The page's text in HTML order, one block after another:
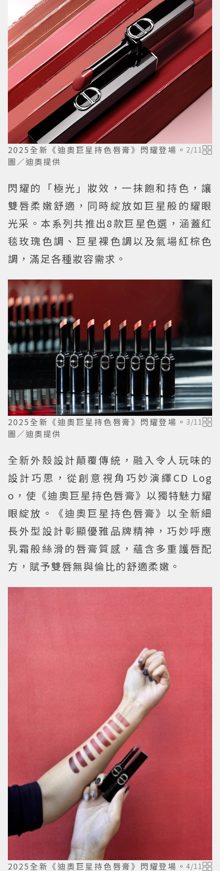
2025全新《迪奧巨星持色唇膏》閃耀登場。
圖／迪奧提供
2/11
閃耀的「極光」妝效，一抹飽和持色，讓
雙唇柔嫩舒適，同時綻放如巨星般的耀眼
光采。本系列共推出8款巨星色選，涵蓋紅
毯玫瑰色調、巨星裸色調以及氣場紅棕色
調，滿足各種妝容需求。
2025全新《迪奧巨星持色唇膏》閃耀登場。
圖／迪奧提供
3/11
全新外殼設計顛覆傳統，融入令人玩味的
設計巧思，從創意視角巧妙演繹CD Log
o，使《迪奧巨星持色唇膏》以獨特魅力耀
眼綻放。《迪奧巨星持色唇膏》以全新細
長外型設計彰顯優雅品牌精神，巧妙呼應
乳霜般絲滑的唇膏質感，蘊含多重護唇配
方，賦予雙唇無與倫比的舒適柔嫩。
2025全新《迪奧巨星持色唇膏》閃耀登場。 4/11